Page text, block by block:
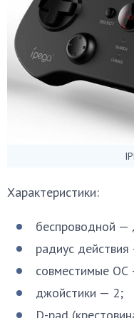
Характеристики:
беспроводной —
радиус
совместимые ОС
джойстики — 2;
D-pad